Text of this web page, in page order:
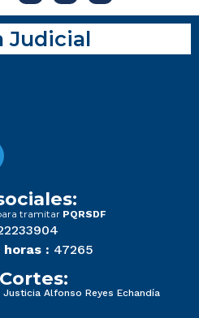
Judicial
tramitar PQRSDF
: 47265
Alfonso Reyes Echandía